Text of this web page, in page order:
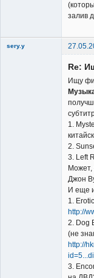
залив
sery.y
Re:
Ищу
1.
2.
3. Left
Может,
Джон
И еще
1.
http://
2. Dog
(не
http://
3.